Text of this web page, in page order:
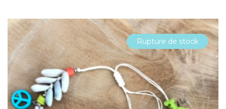
Rupture de stock